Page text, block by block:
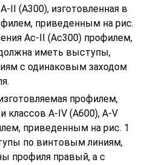
II (А300), изготовленная в
приведенным на рис.
Ас-II (Ас300) профилем,
иметь выступы,
с одинаковым заходом
профилем,
классов A-IV (А600), A-V
приведенным на рис. 1
по винтовым линиям,
профиля правый, а с